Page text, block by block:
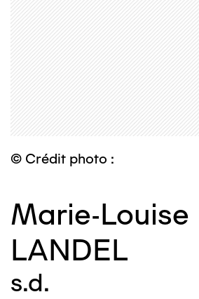
© Crédit photo :
Marie-Louise
LANDEL
s.d.